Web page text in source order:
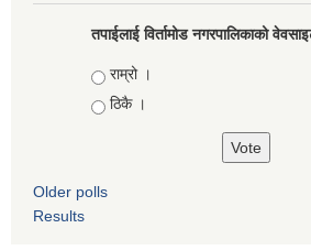
तपाईलाई विर्तामोड नगरपालिकाको
Choices
राम्रो ।
ठिकै ।
Older polls
Results